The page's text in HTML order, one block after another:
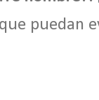
puedan